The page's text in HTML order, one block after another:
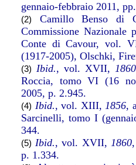
gennaio-febbraio 2011,
(2) Camillo Benso di
Commissione Nazionale
Conte di Cavour, vol.
(1917-2005), Olschki,
(3) Ibid., vol. XVII, 1860
Roccia, tomo VI (16
2005, p. 2.945.
(4) Ibid., vol. XIII,1856,
Sarcinelli, tomo I
344.
(5) Ibid., vol. XVII, 1860
p. 1.334.